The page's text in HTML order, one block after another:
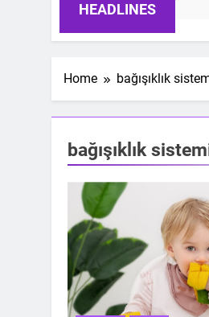
HEADLINES
Home bağışıklık
bağışıklık